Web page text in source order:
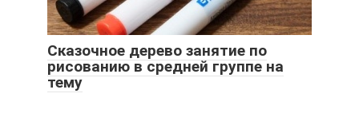
Сказочное дерево занятие по
рисованию в средней группе на
тему